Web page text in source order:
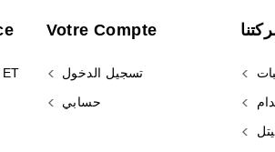
Votre Compte
تسجيل الدخول
حسابي